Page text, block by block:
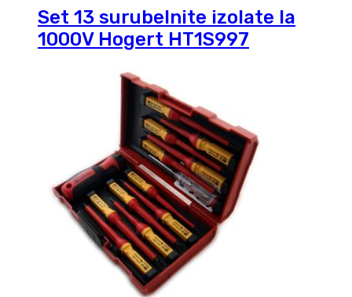
Set 13 surubelnite izolate la
1000V Hogert HT1S997